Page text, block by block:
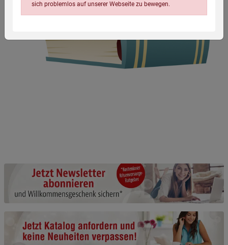
sich problemlos auf unserer Webseite zu bewegen.
Beschreibung Notwendige Cookies
Cookie-Informationenanzeigen
Funktionale Cookies (1) Funktionale
Beschreibung Funktionale Cookies